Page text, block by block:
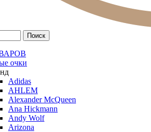
очки
Adidas
AHLEM
Alexander McQueen
Ana Hickmann
Andy Wolf
Arizona